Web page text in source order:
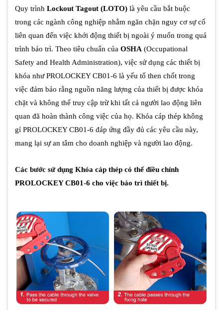
Quy trình Lockout Tagout (LOTO) là yêu cầu bắt buộc
trong các ngành công nghiệp nhằm ngăn chặn nguy cơ sự cố
liên quan đến việc khởi động thiết bị ngoài ý muốn trong quá
trình bảo trì. Theo tiêu chuẩn của OSHA (Occupational
Safety and Health Administration), việc sử dụng các thiết bị
khóa như PROLOCKEY CB01-6 là yếu tố then chốt trong
việc đảm bảo rằng nguồn năng lượng của thiết bị được khóa
chặt và không thể truy cập trừ khi tất cả người lao động liên
quan đã hoàn thành công việc của họ. Khóa cáp thép không
gỉ PROLOCKEY CB01-6 đáp ứng đầy đủ các yêu cầu này,
mang lại sự an tâm cho doanh nghiệp và người lao động.
Các bước sử dụng Khóa cáp thép có thể điều chỉnh
PROLOCKEY CB01-6 cho việc bảo trì thiết bị.